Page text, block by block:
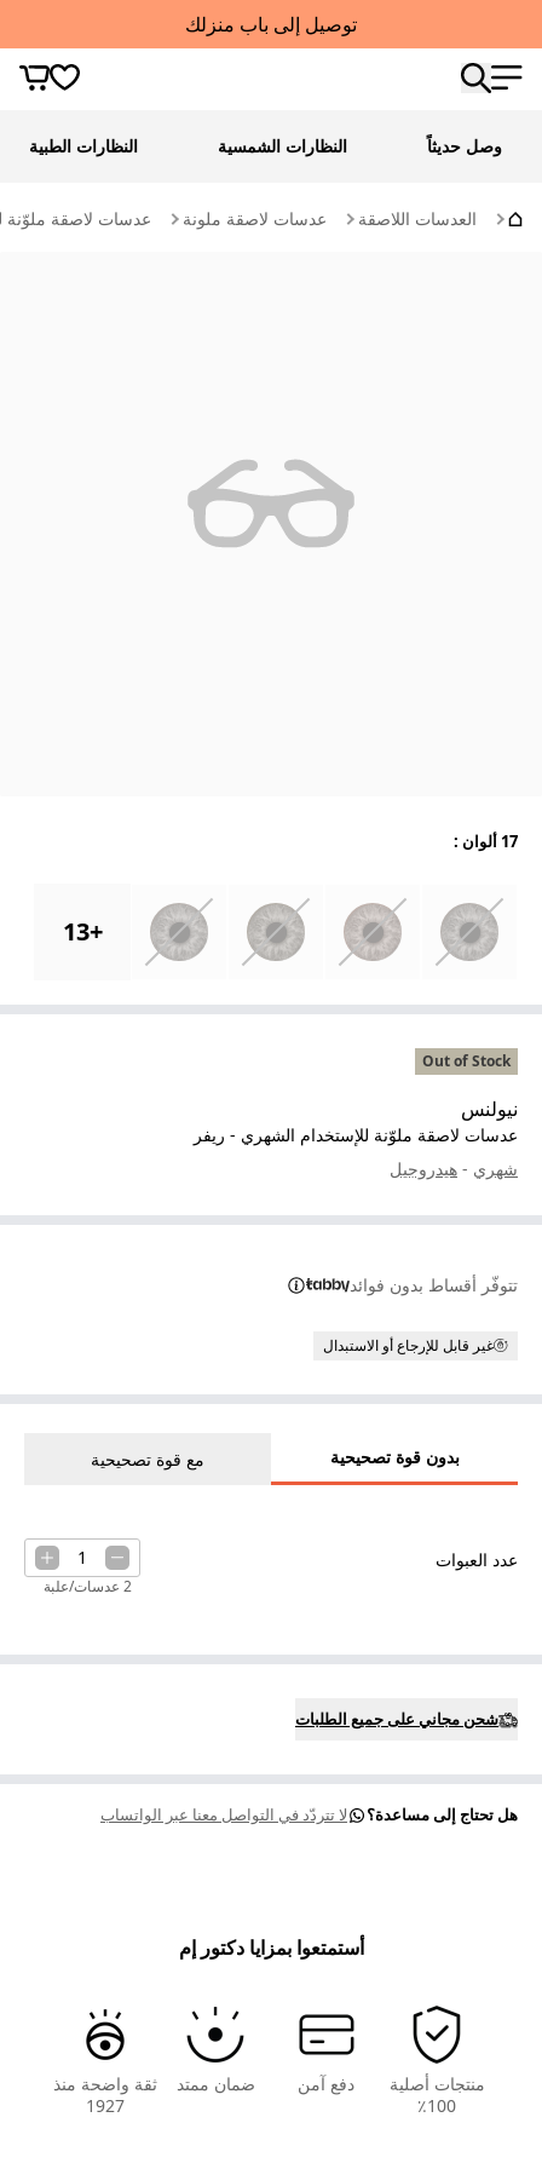
توصيل إلى باب منزلك
وصل حديثاً النظارات الشمسية النظارات الطبية
العدسات اللاصقة عدسات لاصقة ملونة عدسات لاصقة ملوّنة
Out of Stock
نيولنس
عدسات لاصقة ملوّنة للإستخدام الشهري - ريفر
شهري - هيدروجيل
تتوفّر أقساط بدون فوائد
غير قابل للإرجاع أو الاستبدال
17 ألوان :
+
13
بدون قوة تصحيحية مع قوة تصحيحية
عدد العبوات 1
2 عدسات/علبة
شحن مجاني على جميع الطلبات
هل تحتاج إلى مساعدة؟ لا تتردّد في التواصل معنا عبر الواتساب
أستمتعوا بمزايا دكتور إم
منتجات أصلية
100٪
دفع آمن ضمان ممتد
ثقة واضحة منذ
1927